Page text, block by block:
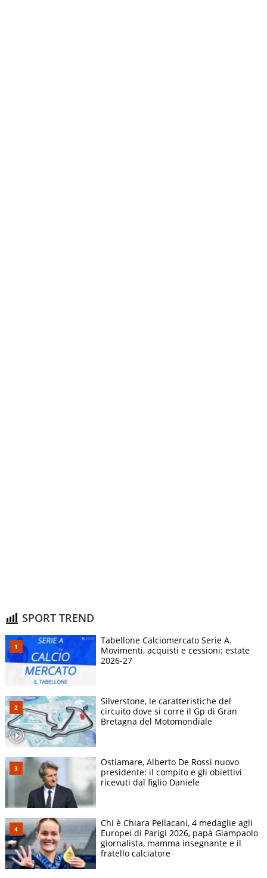
SPORT TREND
Tabellone Calciomercato Serie A.
Movimenti, acquisti e cessioni: estate
2026-27
Silverstone, le caratteristiche del
circuito dove si corre il Gp di Gran
Bretagna del Motomondiale
Ostiamare, Alberto De Rossi nuovo
presidente: il compito e gli obiettivi
ricevuti dal figlio Daniele
Chi è Chiara Pellacani, 4 medaglie agli
Europei di Parigi 2026, papà Giampaolo
giornalista, mamma insegnante e il
fratello calciatore